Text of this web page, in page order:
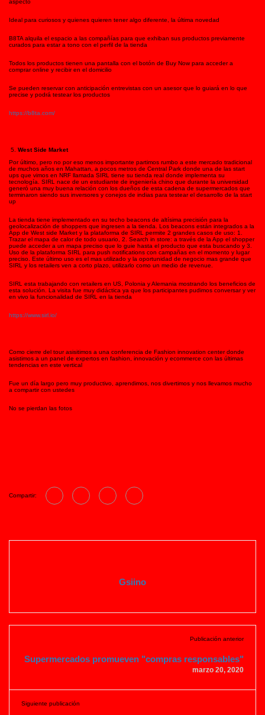
aspecto
Ideal para curiosos y quienes quieren tener algo diferente, la última novedad
B8TA alquila el espacio a las compañías para que exhiban sus productos previamente
curados para estar a tono con el perfil de la tienda
Todos los productos tienen una pantalla con el botón de Buy Now para acceder a
comprar online y recibir en el domicilio
Se pueden reservar con anticipación entrevistas con un asesor que lo guiará en lo que
precise y podrá testear los productos
https://b8ta.com/
West Side Market
Por último, pero no por eso menos importante partimos rumbo a este mercado tradicional
de muchos años en Mahattan, a pocos metros de Central Park donde una de las start
ups que vimos en NRF llamada SIRL tiene su tienda real donde implementa su
tecnología. SIRL nace de un estudiante de ingeniería chino que durante la universidad
generó una muy buena relación con los dueños de esta cadena de supermercados que
terminaron siendo sus inversores y conejos de indias para testear el desarrollo de la start
up
La tienda tiene implementado en su techo beacons de altísima precisión para la
geolocalización de shoppers que ingresen a la tienda. Los beacons están integrados a la
App de West side Market y la plataforma de SIRL permite 2 grandes casos de uso: 1.
Trazar el mapa de calor de todo usuario, 2. Search in store: a través de la App el shopper
puede acceder a un mapa preciso que lo guie hasta el producto que esta buscando y 3.
Uso de la plataforma SIRL para push notifications con campañas en el momento y lugar
preciso. Este último uso es el mas utilizado y la oportunidad de negocio mas grande que
SIRL y los retailers ven a corto plazo, utilizarlo como un medio de revenue.
SIRL esta trabajando con retailers en US, Polonia y Alemania mostrando los beneficios de
esta solución. La visita fue muy didáctica ya que los participantes pudimos conversar y ver
en vivo la funcionalidad de SIRL en la tienda
https://www.sirl.io/
Como cierre del tour asisitimos a una conferencia de Fashion innovation center donde
asistimos a un panel de expertos en fashion, innovación y ecommerce con las últimas
tendencias en este vertical
Fue un día largo pero muy productivo, aprendimos, nos divertimos y nos llevamos mucho
a compartir con ustedes
No se pierdan las fotos
Compartir:
Gsiino
Publicación anterior
Supermercados promueven "compras responsables"
marzo 20, 2020
Siguiente publicación